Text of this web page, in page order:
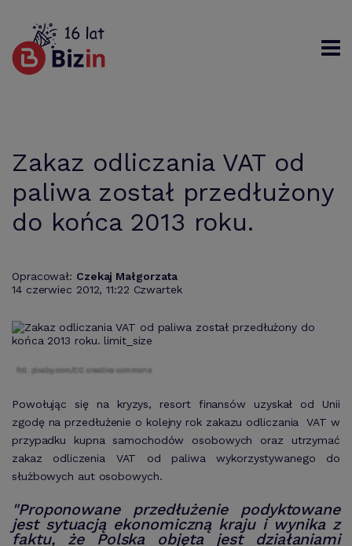
Zakaz odliczania VAT od
paliwa został przedłużony
do końca 2013 roku.
Opracował: Czekaj Małgorzata
14 czerwiec 2012, 11:22 Czwartek
fot. pixaby.com/CC creative commons
Powołując się na kryzys, resort finansów uzyskał od Unii
zgodę na przedłużenie o kolejny rok zakazu odliczania VAT w
przypadku kupna samochodów osobowych oraz utrzymać
zakaz odliczenia VAT od paliwa wykorzystywanego do
służbowych aut osobowych.
"Proponowane przedłużenie podyktowane
jest sytuacją ekonomiczną kraju i wynika z
faktu, że Polska objęta jest działaniami